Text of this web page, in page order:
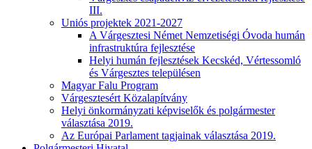
III.
Uniós projektek 2021-2027
A Várgesztesi Német Nemzetiségi Óvoda humán
infrastruktúra fejlesztése
Helyi humán fejlesztések Kecskéd, Vértessomló
és Várgesztes településen
Magyar Falu Program
Várgesztesért Közalapítvány
Helyi önkormányzati képviselők és polgármester
választása 2019.
Az Európai Parlament tagjainak választása 2019.